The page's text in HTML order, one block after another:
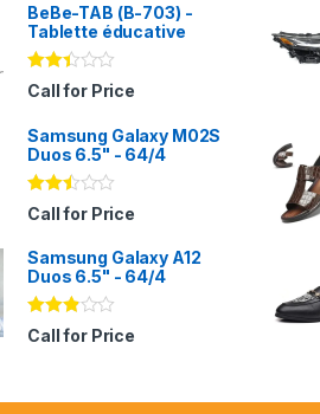
BeBe-TAB (B-703) -
Tablette éducative
Note
2.31
5
Call for Price
Samsung Galaxy M02S
Duos 6.5" - 64/4
Note
2.41
5
Call for Price
Samsung Galaxy A12
Duos 6.5" - 64/4
Note
2.78
Call for Price